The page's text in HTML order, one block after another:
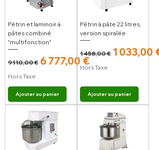
Pétrin et laminoir à
pâtes combiné
"multifonction"
Prix original
9 110,00 € Prix promotionnel
6 777,00 €
Hors Taxe
Ajouter au panier
Pétrin à pâte 22 litres,
version spiralée
Prix original
1 458,00 € Prix
1 033,00 €
Hors Taxe
Ajouter au panier